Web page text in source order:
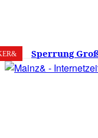
8. August 2026 16.7
Sperrung
verwirrt,